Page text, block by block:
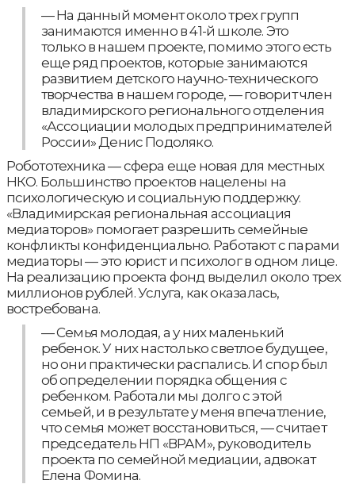
— На данный момент около трех групп
занимаются именно в 41-й школе. Это
только в нашем проекте, помимо этого есть
еще ряд проектов, которые занимаются
развитием детского научно-технического
творчества в нашем городе, — говорит член
владимирского регионального отделения
«Ассоциации молодых предпринимателей
России» Денис Подоляко.
Робототехника — сфера еще новая для местных
НКО. Большинство проектов нацелены на
психологическую и социальную поддержку.
«Владимирская региональная ассоциация
медиаторов» помогает разрешить семейные
конфликты конфиденциально. Работают с парами
медиаторы — это юрист и психолог в одном лице.
На реализацию проекта фонд выделил около трех
миллионов рублей. Услуга, как оказалась,
востребована.
— Семья молодая, а у них маленький
ребенок. У них настолько светлое будущее,
но они практически распались. И спор был
об определении порядка общения с
ребенком. Работали мы долго с этой
семьей, и в результате у меня впечатление,
что семья может восстановиться, — считает
председатель НП «ВРАМ», руководитель
проекта по семейной медиации, адвокат
Елена Фомина.